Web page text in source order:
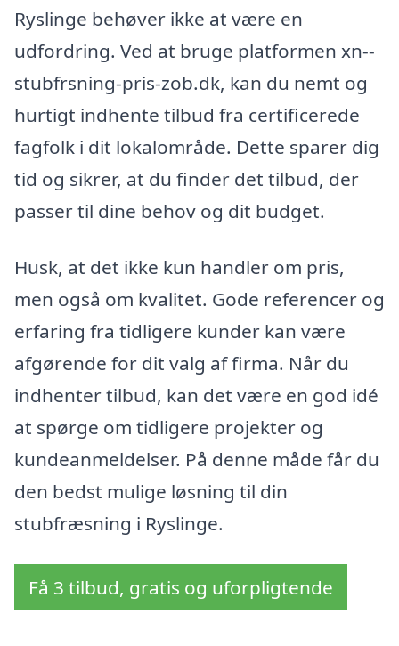
Ryslinge behøver ikke at være en
udfordring. Ved at bruge platformen xn--
stubfrsning-pris-zob.dk, kan du nemt og
hurtigt indhente tilbud fra certificerede
fagfolk i dit lokalområde. Dette sparer dig
tid og sikrer, at du finder det tilbud, der
passer til dine behov og dit budget.
Husk, at det ikke kun handler om pris,
men også om kvalitet. Gode referencer og
erfaring fra tidligere kunder kan være
afgørende for dit valg af firma. Når du
indhenter tilbud, kan det være en god idé
at spørge om tidligere projekter og
kundeanmeldelser. På denne måde får du
den bedst mulige løsning til din
stubfræsning i Ryslinge.
Få 3 tilbud, gratis og uforpligtende